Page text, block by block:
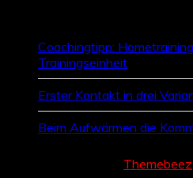
Coachingtipp:
Trainingseinheit
Erster Kontakt in drei
Beim Aufwärmen die
Themebeez